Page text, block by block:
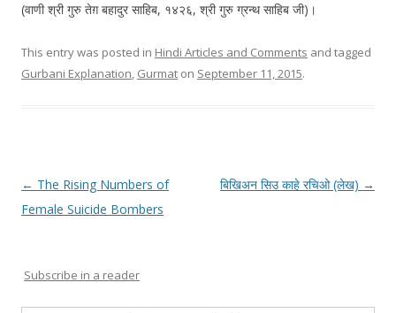
(वाणी श्री गुरु तेग़ बहादुर साहिब, १४२६, श्री गुरु ग्रन्थ साहिब जी)।
This entry was posted in Hindi Articles and Comments and tagged
Gurbani Explanation, Gurmat on September 11, 2015.
Post
navigation
← The Rising Numbers of
Female Suicide Bombers
बिखिअन सिउ काहे रचिओ (लेख) →
Subscribe in a reader